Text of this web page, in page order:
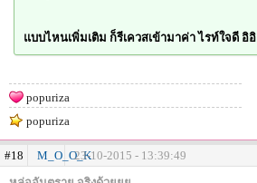
แบบไหนเพิ่มเติม ก็รีเควสเข้ามาค่า ไรท์ใจดี อิอิ
popuriza
popuriza
#18 M_O_O_K23-10-2015 - 13:39:49